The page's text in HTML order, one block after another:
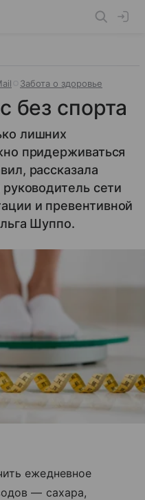
Забота о здоровье
без спорта
лишних
придерживаться
рассказала
сети
и превентивной
Шуппо.
ежедневное
— сахара,